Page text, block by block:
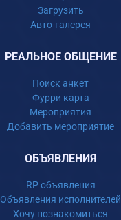
Загрузить
Авто-галерея
РЕАЛЬНОЕ ОБЩЕНИЕ
Поиск анкет
Фурри карта
Мероприятия
Добавить мероприятие
ОБЪЯВЛЕНИЯ
RP объявления
Объявления исполнителей
Хочу познакомиться